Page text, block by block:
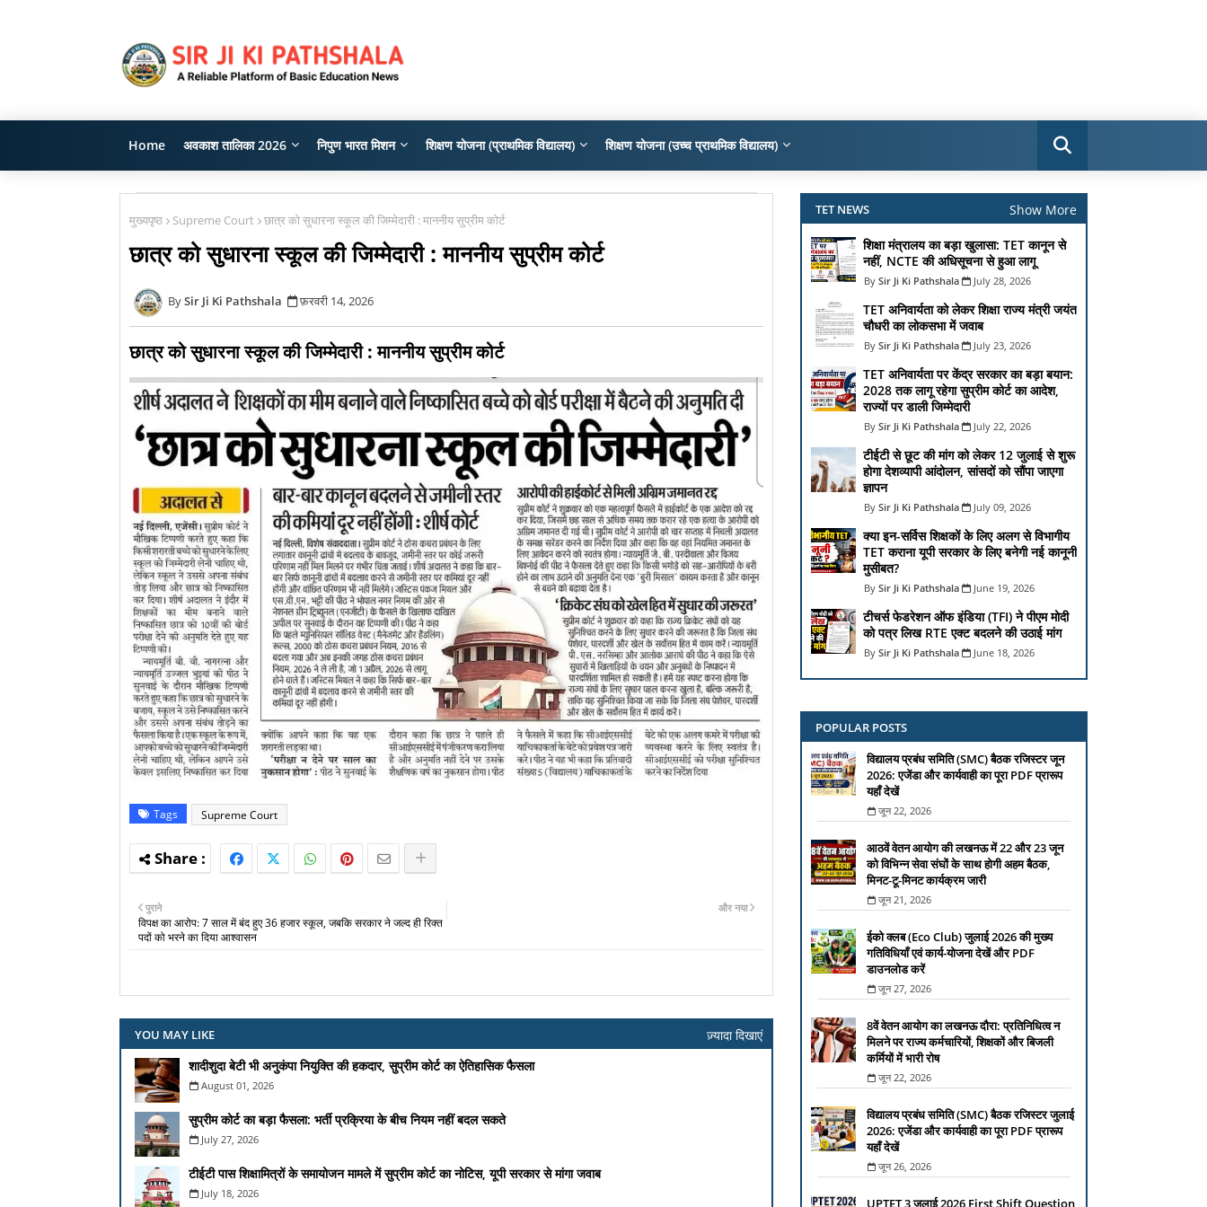
Home अवकाश तालिका 2026 निपुण भारत मिशन शिक्षण योजना (प्राथमिक विद्यालय) शिक्षण योजना (उच्च प्राथमिक विद्यालय)
मुख्यपृष्ठ Supreme Court छात्र को सुधारना स्कूल की जिम्मेदारी : माननीय सुप्रीम कोर्ट
छात्र को सुधारना स्कूल की जिम्मेदारी : माननीय सुप्रीम कोर्ट
Sir Ji Ki Pathshala फ़रवरी 14, 2026
छात्र को सुधारना स्कूल की जिम्मेदारी : माननीय सुप्रीम कोर्ट
Tags Supreme Court
और नया
पुराने
​विपक्ष का आरोप: 7 साल में बंद हुए 36 हजार स्कूल, जबकि सरकार ने जल्द ही रिक्त
पदों को भरने का दिया आश्वासन
YOU MAY LIKE
ज़्यादा दिखाएं
शादीशुदा बेटी भी अनुकंपा नियुक्ति की हकदार, सुप्रीम कोर्ट का ऐतिहासिक फैसला
August 01, 2026
सुप्रीम कोर्ट का बड़ा फैसला: भर्ती प्रक्रिया के बीच नियम नहीं बदल सकते
July 27, 2026
टीईटी पास शिक्षामित्रों के समायोजन मामले में सुप्रीम कोर्ट का नोटिस, यूपी सरकार से मांगा जवाब
July 18, 2026
TET NEWS Show More
शिक्षा मंत्रालय का बड़ा खुलासा: TET कानून से
नहीं, NCTE की अधिसूचना से हुआ लागू
Sir Ji Ki Pathshala July 28, 2026
TET अनिवार्यता को लेकर शिक्षा राज्य मंत्री जयंत
चौधरी का लोकसभा में जवाब
Sir Ji Ki Pathshala July 23, 2026
TET अनिवार्यता पर केंद्र सरकार का बड़ा बयान:
2028 तक लागू रहेगा सुप्रीम कोर्ट का आदेश,
राज्यों पर डाली जिम्मेदारी
Sir Ji Ki Pathshala July 22, 2026
टीईटी से छूट की मांग को लेकर 12 जुलाई से शुरू
होगा देशव्यापी आंदोलन, सांसदों को सौंपा जाएगा
ज्ञापन
Sir Ji Ki Pathshala July 09, 2026
क्या इन-सर्विस शिक्षकों के लिए अलग से विभागीय
TET कराना यूपी सरकार के लिए बनेगी नई कानूनी
मुसीबत?
Sir Ji Ki Pathshala June 19, 2026
टीचर्स फेडरेशन ऑफ इंडिया (TFI) ने पीएम मोदी
को पत्र लिख RTE एक्ट बदलने की उठाई मांग
Sir Ji Ki Pathshala June 18, 2026
POPULAR POSTS
विद्यालय प्रबंध समिति (SMC) बैठक रजिस्टर जून
2026: एजेंडा और कार्यवाही का पूरा PDF प्रारूप
यहाँ देखें
जून 22, 2026
आठवें वेतन आयोग की लखनऊ में 22 और 23 जून
को विभिन्न सेवा संघों के साथ होगी अहम बैठक,
मिनट-टू-मिनट कार्यक्रम जारी
जून 21, 2026
ईको क्लब (Eco Club) जुलाई 2026 की मुख्य
गतिविधियाँ एवं कार्य-योजना देखें और PDF
डाउनलोड करें
जून 27, 2026
8वें वेतन आयोग का लखनऊ दौरा: प्रतिनिधित्व न
मिलने पर राज्य कर्मचारियों, शिक्षकों और बिजली
कर्मियों में भारी रोष
जून 22, 2026
विद्यालय प्रबंध समिति (SMC) बैठक रजिस्टर जुलाई
2026: एजेंडा और कार्यवाही का पूरा PDF प्रारूप
यहाँ देखें
जून 26, 2026
UPTET 3 जुलाई 2026 First Shift Question